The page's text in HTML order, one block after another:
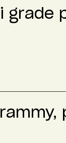
grade